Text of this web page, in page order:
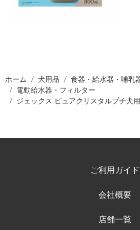
ホーム 犬用品
食器・給水器・哺乳
電動給水器・フィルター
ジェックス ピュアクリスタルプチ犬
ご利用ガイド
会社概要
店舗一覧